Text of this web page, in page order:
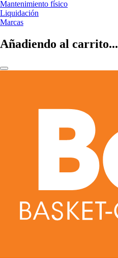
Mantenimiento físico
Liquidación
Marcas
Añadiendo al carrito...